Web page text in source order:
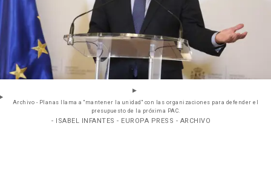
Archivo - Planas llama a "mantener la unidad" con las organizaciones para defender el
presupuesto de la próxima PAC.
- ISABEL INFANTES - EUROPA PRESS - ARCHIVO